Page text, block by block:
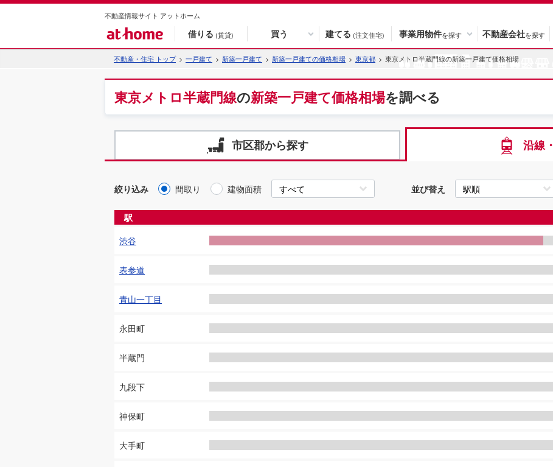
不動産情報サイト アットホーム
借りる (賃貸) 買う 建てる (注文住宅) 事業用物件を探す 不動産会社を探す
不動産・住宅 トップ 一戸建て 新築一戸建て 新築一戸建ての価格相場 東京都 東京メトロ半蔵門線の新築一戸建て価格相場
東京メトロ半蔵門線の新築一戸建て価格相場を調べる
市区郡から探す 沿線
絞り込み 間取り 建物面積 並び替え
駅
渋谷
表参道
青山一丁目
永田町
半蔵門
九段下
神保町
大手町